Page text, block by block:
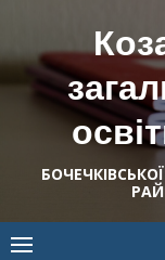
content